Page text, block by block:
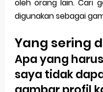
oleh orang lain. Cari
digunakan sebagai
Yang sering
Apa yang
saya tidak